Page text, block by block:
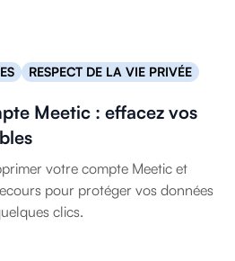
RESPECT DE LA VIE PRIVÉE
Meetic : effacez vos
votre compte Meetic et
pour protéger vos données
clics.